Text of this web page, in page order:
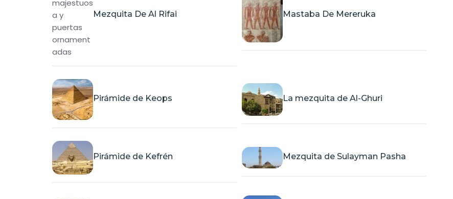
Mezquita De Al Rifai Mastaba De Mereruka
Pirámide de Keops La mezquita de Al-Ghuri
Pirámide de Kefrén Mezquita de Sulayman Pasha